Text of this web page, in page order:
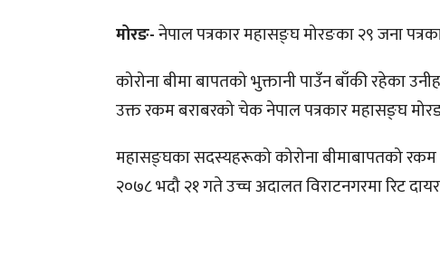
मोरङ-नेपाल पत्रकार महासङ्घ मोरङका २९ जना
कोरोना बीमा बापतको भुक्तानी पाउँन बाँकी रहेका
उक्त रकम बराबरको चेक नेपाल पत्रकार महासङ्घ
महासङ्घका सदस्यहरूको कोरोना बीमाबापतको रकम
२०७८ भदौ २१ गते उच्च अदालत विराटनगरमा रिट